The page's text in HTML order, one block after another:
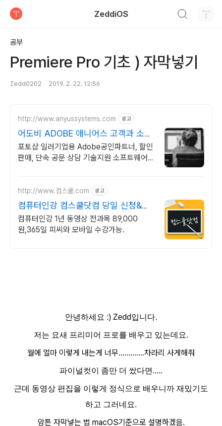
ZeddiOS
공부
Premiere Pro 기초 ) 자막넣기
Zedd0202 2019. 2. 22. 12:56
http://www.anyussystems.com 광고
어도비 ADOBE 애니어스 고객과 소통
하는 IT 파트너
포토샵 일러기업용 Adobe공인파트너, 할인
판매, 단속 공문 상담 기술지원 소프트웨어
http://www.컴스쿨.com 광고
컴퓨터인강 컴스쿨닷컴 당일 신청&결
제시 기프티콘!
컴퓨터인강 1년 동영상 전과목 89,000
원,365일 피씨와 모바일 수강가능.
안녕하세요 :) Zedd입니다.
저는 요새 프리미어 프로를 배우고 있는데요.
월에 얼마 이렇게 내는게 너무.............차라리 사게해줘
파이널컷이 좀만 더 쌌다면.....
근데 동영상 편집을 이렇게 정식으로 배우니까 재밌기도
하고 그러네요.
암튼 자막넣는 법 macOS기준으로 설명하겠음.